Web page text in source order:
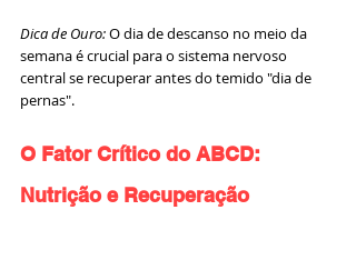
Dica de Ouro: O dia de descanso no meio da
semana é crucial para o sistema nervoso
central se recuperar antes do temido "dia de
pernas".
O Fator Crítico do ABCD:
Nutrição e Recuperação